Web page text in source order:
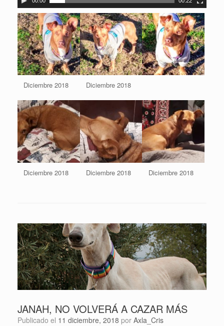
Diciembre 2018 Diciembre 2018
Diciembre 2018 Diciembre 2018 Diciembre 2018
JANAH, NO VOLVERÁ A CAZAR MÁS
Publicado el 11 diciembre, 2018 por Axla_Cris